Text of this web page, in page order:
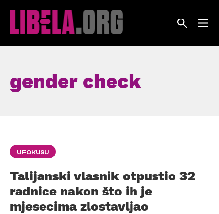
gender check
U FOKUSU
Talijanski vlasnik otpustio 32
radnice nakon što ih je
mjesecima zlostavljao